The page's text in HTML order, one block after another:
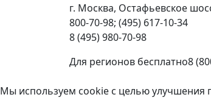
г. Москва, Остафьевское
800-70-98; (495) 617-10-34
8 (495) 980-70-98
Для регионов бесплатно8
Мы используем cookie с целью улучшения